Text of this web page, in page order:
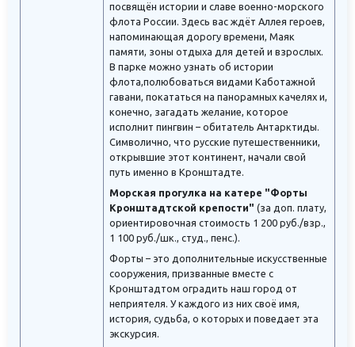
посвящён истории и славе военно-морского
флота России. Здесь вас ждёт Аллея героев,
напоминающая дорогу времени, Маяк
памяти, зоны отдыха для детей и взрослых.
В парке можно узнать об истории
флота,полюбоваться видами Каботажной
гавани, покататься на панорамных качелях и,
конечно, загадать желание, которое
исполнит пингвин – обитатель Антарктиды.
Символично, что русские путешественники,
открывшие этот континент, начали свой
путь именно в Кронштадте.
Морская прогулка на катере "Форты
Кронштадтской крепости" (за доп. плату,
ориентировочная стоимость 1 200 руб./взр.,
1 100 руб./шк., студ., пенс.).
Форты – это дополнительные искусственные
сооружения, призванные вместе с
Кронштадтом оградить наш город от
неприятеля. У каждого из них своё имя,
история, судьба, о которых и поведает эта
экскурсия.